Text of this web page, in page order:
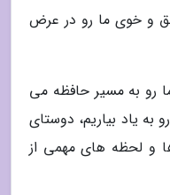
و خوی ما رو در عرض
رو به مسیر حافظه می
به یاد بیاریم، دوستای
و لحظه های مهمی از